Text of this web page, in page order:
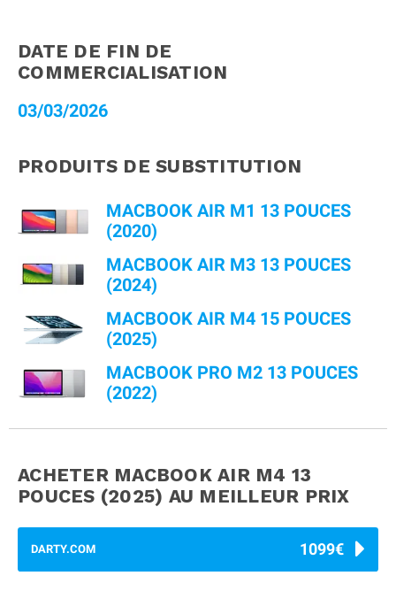
DATE DE FIN DE
COMMERCIALISATION
03/03/2026
PRODUITS DE SUBSTITUTION
MACBOOK AIR M1 13 POUCES
(2020)
MACBOOK AIR M3 13 POUCES
(2024)
MACBOOK AIR M4 15 POUCES
(2025)
MACBOOK PRO M2 13 POUCES
(2022)
ACHETER MACBOOK AIR M4 13
POUCES (2025) AU MEILLEUR PRIX
DARTY.COM 1099€